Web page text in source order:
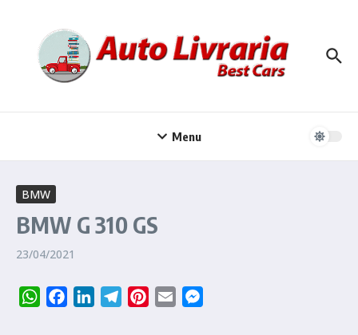
Menu
BMW
BMW G 310 GS
23/04/2021
WhatsAppFacebookLinkedInTelegramPinterest
Email